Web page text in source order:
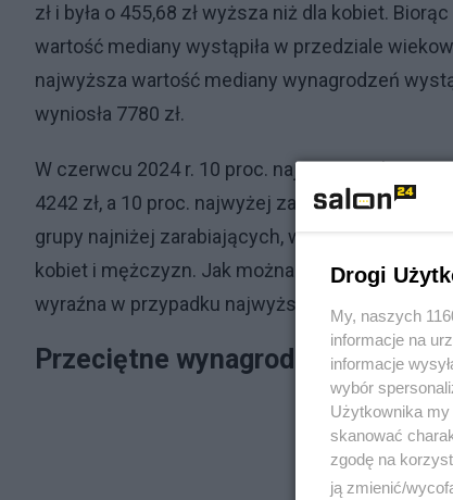
zł i była o 455,68 zł wyższa niż dla kobiet.
wartość mediany wystąpiła w przedziale
najwyższa wartość mediany wynagrodzeń
wyniosła 7780 zł.
W czerwcu 2024 r. 10 proc. najniżej
4242 zł, a 10 proc. najwyżej zarabiających
grupy najniżej zarabiających, wszystkie
kobiet i mężczyzn. Jak można było się
wyraźna w przypadku najwyższych pensji i
Przeciętne wynagrodzenie w
Drogi
My, naszych
informacje na
informacje
wybór
Użytkownika
skanować
zgodę na
ją zmienić/